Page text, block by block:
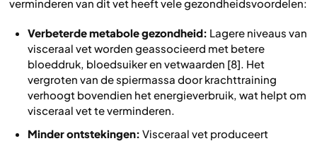
verminderen van dit vet heeft vele gezondheidsvoordelen:
Verbeterde metabole gezondheid: Lagere niveaus van
visceraal vet worden geassocieerd met betere
bloeddruk, bloedsuiker en vetwaarden [8]. Het
vergroten van de spiermassa door krachttraining
verhoogt bovendien het energieverbruik, wat helpt om
visceraal vet te verminderen.
Minder ontstekingen: Visceraal vet produceert